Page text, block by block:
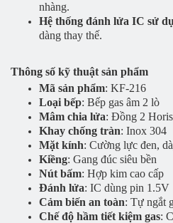
nhàng.
Hệ thống đánh lửa IC sử
dàng thay thế.
Thông số kỹ thuật sản phẩm
Mã sản phẩm: KF-216
Loại bếp: Bếp gas âm 2 lò
Mâm chia lửa: Đồng 2
Khay chống tràn: Inox 304
Mặt kính: Cường lực đen,
Kiềng: Gang đúc siêu bền
Nút bấm: Hợp kim cao cấp
Đánh lửa: IC dùng pin 1.5V
Cảm biến an toàn: Tự ngắt
Chế độ hầm tiết kiệm gas: